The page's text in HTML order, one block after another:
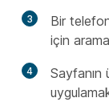
3
Bir
için
4
Sayfanın